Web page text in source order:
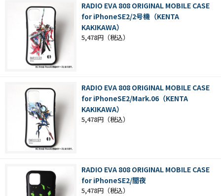
RADIO EVA 808 ORIGINAL MOBILE CASE
for iPhoneSE2/2号機（KENTA
KAKIKAWA）
5,478円
RADIO EVA 808 ORIGINAL MOBILE CASE
for iPhoneSE2/Mark.06（KENTA
KAKIKAWA）
5,478円
RADIO EVA 808 ORIGINAL MOBILE CASE
for iPhoneSE2/闇夜
5,478円